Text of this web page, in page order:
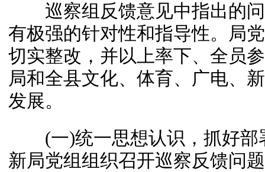
巡察组反馈意见中指出的问
有极强的针对性和指导性。局
切实整改，并以上率下、全员
局和全县文化、体育、广电、
发展。
(一)统一思想认识，抓好部
新局党组组织召开巡察反馈问